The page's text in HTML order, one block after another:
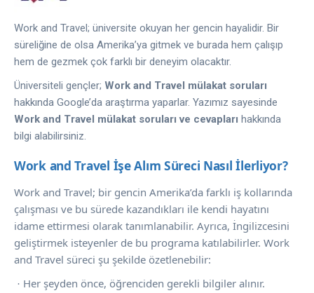
Work and Travel; üniversite okuyan her gencin hayalidir. Bir
süreliğine de olsa Amerika’ya gitmek ve burada hem çalışıp
hem de gezmek çok farklı bir deneyim olacaktır.
Üniversiteli gençler; Work and Travel mülakat soruları
hakkında Google’da araştırma yaparlar. Yazımız sayesinde
Work and Travel mülakat soruları ve cevapları hakkında
bilgi alabilirsiniz.
Work and Travel İşe Alım Süreci Nasıl İlerliyor?
Work and Travel; bir gencin Amerika’da farklı iş kollarında
çalışması ve bu sürede kazandıkları ile kendi hayatını
idame ettirmesi olarak tanımlanabilir. Ayrıca, İngilizcesini
geliştirmek isteyenler de bu programa katılabilirler. Work
and Travel süreci şu şekilde özetlenebilir:
Her şeyden önce, öğrenciden gerekli bilgiler alınır.